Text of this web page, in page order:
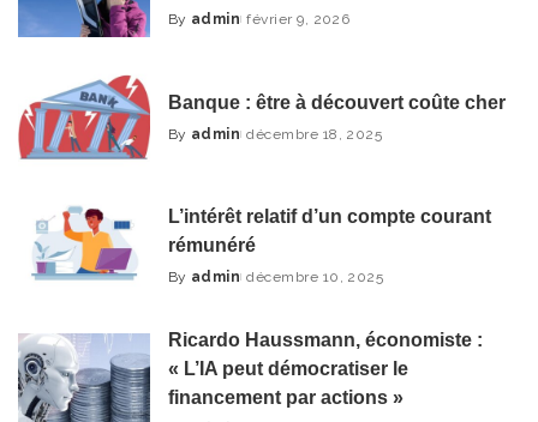
Posted
By admin février 9, 2026
Banque : être à découvert coûte cher
Posted
By admin décembre 18, 2025
L’intérêt relatif d’un compte courant
rémunéré
Posted
By admin décembre 10, 2025
Ricardo Haussmann, économiste :
« L’IA peut démocratiser le
financement par actions »